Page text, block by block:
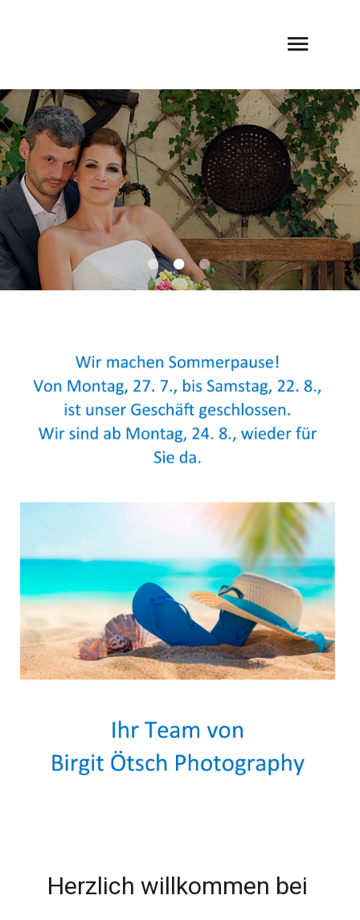
Herzlich willkommen bei